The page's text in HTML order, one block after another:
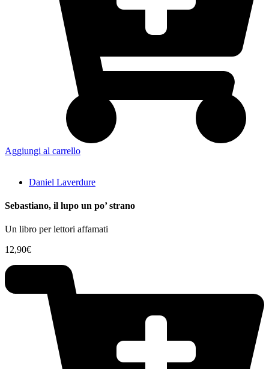
Aggiungi al carrello
Daniel Laverdure
Sebastiano, il lupo un po’ strano
Un libro per lettori affamati
12,90€